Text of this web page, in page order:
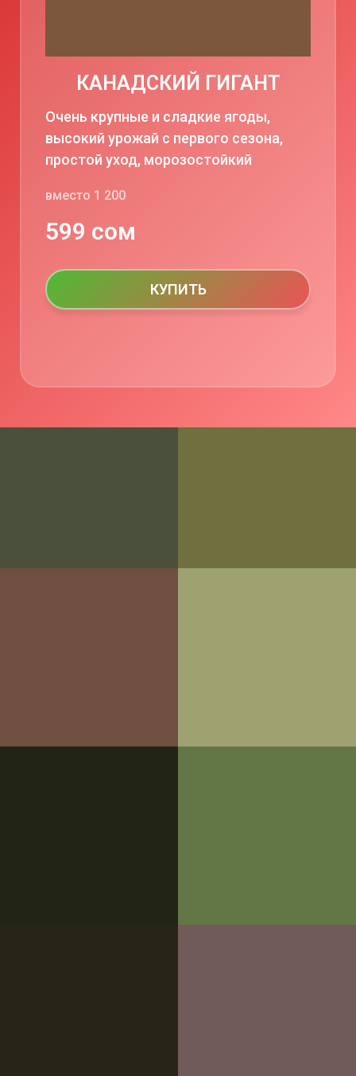
КАНАДСКИЙ ГИГАНТ
Очень крупные и сладкие ягоды,
высокий урожай с первого сезона,
простой уход, морозостойкий
вместо 1 200
599 сом
КУПИТЬ